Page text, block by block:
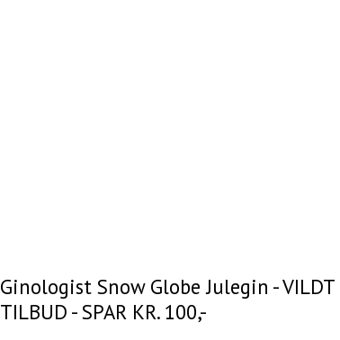
Ginologist Snow Globe Julegin - VILDT
TILBUD - SPAR KR. 100,-